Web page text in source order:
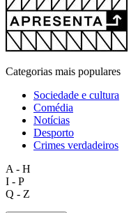
Categorias mais populares
Sociedade e cultura
Comédia
Notícias
Desporto
Crimes verdadeiros
A - H
I - P
Q - Z